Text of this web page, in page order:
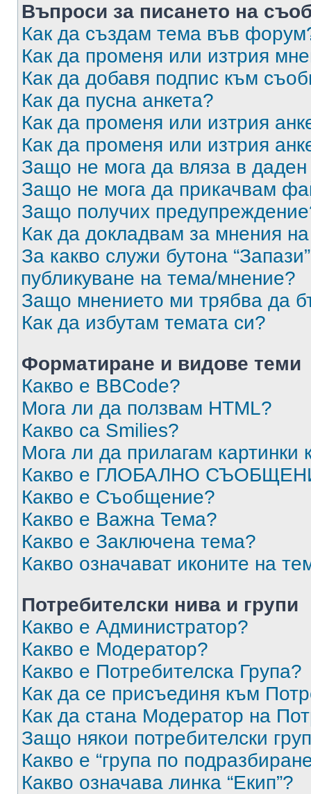
Въпроси за писането на
Как да създам тема във
Как да променя или изтрия
Как да добавя подпис към
Как да пусна анкета?
Как да променя или изтрия
Как да променя или изтрия
Защо не мога да вляза в
Защо не мога да прикачвам
Защо получих
Как да докладвам за мнения
За какво служи бутона
публикуване на тема/мнение?
Защо мнението ми трябва да
Как да избутам темата си?
Форматиране и видове теми
Какво е BBCode?
Мога ли да ползвам HTML?
Какво са Smilies?
Мога ли да прилагам
Какво е ГЛОБАЛНО
Какво е Съобщение?
Какво е Важна Тема?
Какво е Заключена тема?
Какво означават иконите на
Потребителски нива и групи
Какво е Администратор?
Какво е Модератор?
Какво е Потребителска Група?
Как да се присъединя към
Как да стана Модератор на
Защо някои потребителски
Какво е “група по
Какво означава линка “Екип”?